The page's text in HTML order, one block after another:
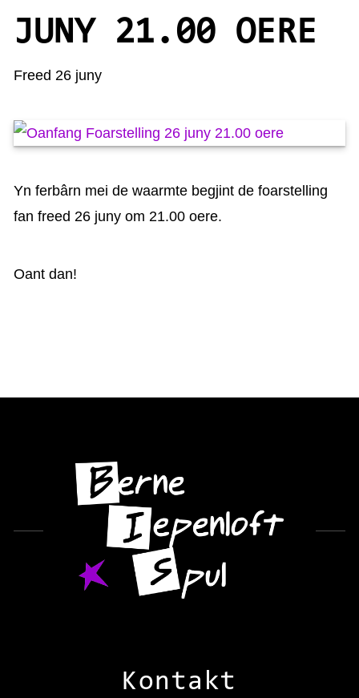
JUNY 21.00 OERE
Freed 26 juny
Yn ferbârn mei de waarmte begjint de foarstelling
fan freed 26 juny om 21.00 oere.
Oant dan!
Kontakt